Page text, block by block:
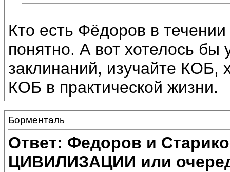
Кто есть Фёдоров в
понятно. А вот хотелось бы
заклинаний, изучайте КОБ,
КОБ в практической жизни.
Борменталь
Ответ: Федоров и
ЦИВИЛИЗАЦИИ или